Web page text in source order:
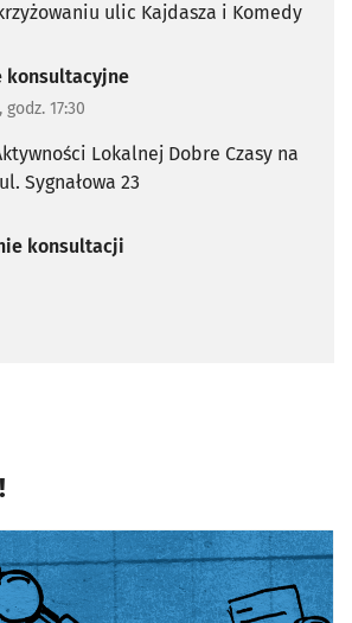
ulic Kajdasza i Komedy
zrealizowane/
konsultacyjne
godz. 17:30
Lokalnej Dobre Czasy na
Sygnałowa 23
zrealizowane/
konsultacji